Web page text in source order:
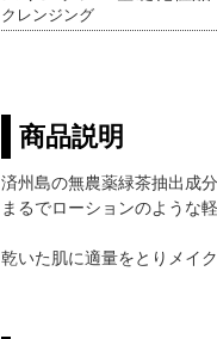
クレンジング
商品説明
済州島の無農薬緑茶抽出成
まるでローションのような
乾いた肌に適量をとりメイ